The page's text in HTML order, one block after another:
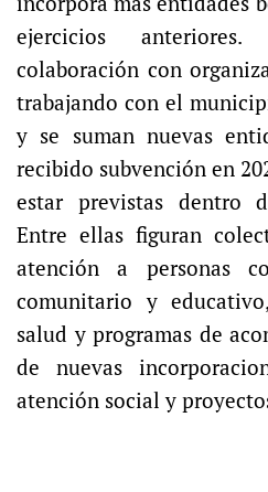
ejercicios
colaboración con
trabajando con el
y se suman nuevas
recibido subvención en
estar previstas dentro
Entre ellas figuran
atención a personas
comunitario y
salud y programas de
de nuevas
atención social y